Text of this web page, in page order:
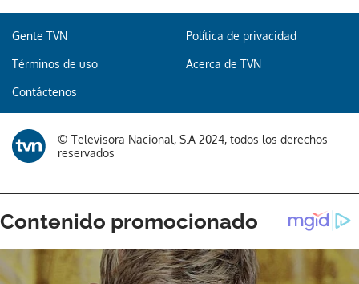
Gente TVN Política de privacidad
Términos de uso Acerca de TVN
Contáctenos
© Televisora Nacional, S.A 2024, todos los derechos
reservados